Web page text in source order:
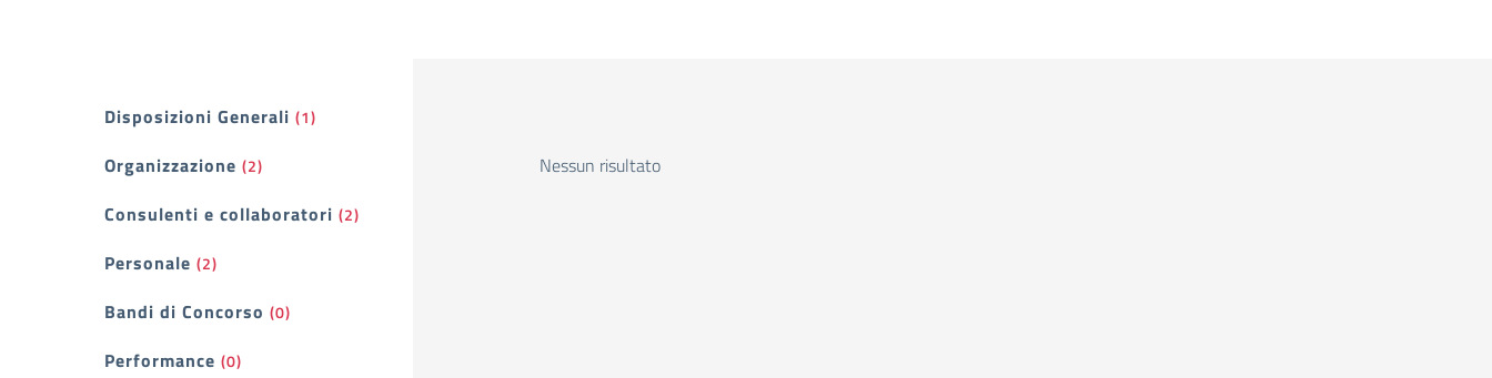
Filtri
Disposizioni Generali (1)
Organizzazione (2)
Consulenti e collaboratori (2)
Personale (2)
Bandi di Concorso (0)
Performance (0)
Nessun risultato